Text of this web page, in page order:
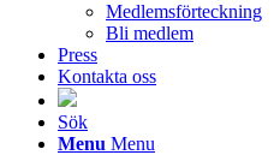
Medlemsförteckning
Bli medlem
Press
Kontakta oss
Sök
Menu Menu